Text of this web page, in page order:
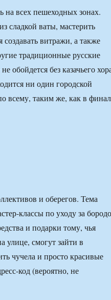
на всех пешеходных зонах.
сладкой ваты, мастерить
витражи, а также
традиционные русские
обойдется без казачьего
ни один городской
всему, таким же, как в
и оберегов. Тема
классы по уходу за
и подарки тому, чья
улице, смогут зайти в
чучела и просто красивые
код (вероятно, не